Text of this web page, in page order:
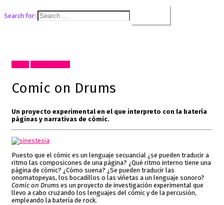
Search for:
Comic on Drums
Un proyecto experimental en el que interpreto con la batería
páginas y narrativas de cómic.
Puesto que el cómic es un lenguaje secuancial ¿se pueden traducir a
ritmo las composicones de una página? ¿Qué ritmo interno tiene una
página de cómic? ¿Cómo suena? ¿Se pueden traducir las
onomatopeyas, los bocadillos o las viñetas a un lenguaje sonoro?
Comic on Drums es un proyecto de investigación experimental que
llevo a cabo cruzando los lenguajes del cómic y de la percusión,
empleando la batería de rock.